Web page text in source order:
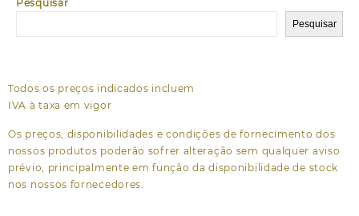
Pesquisar
Pesquisar
Todos os preços indicados incluem
IVA à taxa em vigor
Os preços, disponibilidades e condições de fornecimento dos
nossos produtos poderão sofrer alteração sem qualquer aviso
prévio, principalmente em função da disponibilidade de stock
nos nossos fornecedores.